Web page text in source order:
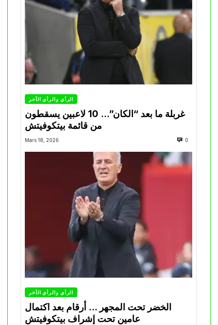
الرأي والرأي الأخر
غربلة ما بعد “الكان”… 10 لاعبين يسقطون
من قائمة بيتكوفيتش
Mars 18, 2026 0
الرأي والرأي الأخر
الخضر تحت المجهر … أرقام بعد اكتمال
عامين تحت إشراف بيتكوفيتش